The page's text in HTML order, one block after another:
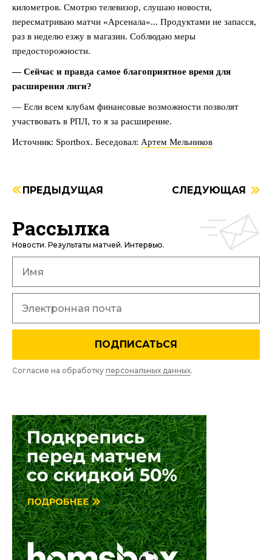
километров. Смотрю телевизор, слушаю новости,
пересматриваю матчи «Арсенала»... Продуктами не запасся,
раз в неделю езжу в магазин. Соблюдаю меры
предосторожности.
— Сейчас и правда самое благоприятное время для
расширения лиги?
— Если всем клубам финансовые возможности позволят
участвовать в РПЛ, то я за расширение.
Источник: Sportbox. Беседовал: Артем Мельников
ПРЕДЫДУЩАЯ СЛЕДУЮЩАЯ
Рассылка
Новости. Результаты матчей. Интервью.
ПОДПИСАТЬСЯ
Согласие на обработку персональных данных.